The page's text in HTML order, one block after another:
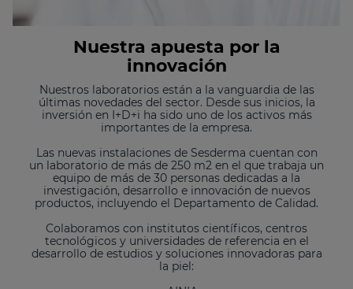
Nuestra apuesta por la
innovación
Nuestros laboratorios están a la vanguardia de las
últimas novedades del sector. Desde sus inicios, la
inversión en I+D+i ha sido uno de los activos más
importantes de la empresa.
Las nuevas instalaciones de Sesderma cuentan con
un laboratorio de más de 250 m2 en el que trabaja un
equipo de más de 30 personas dedicadas a la
investigación, desarrollo e innovación de nuevos
productos, incluyendo el Departamento de Calidad.
Colaboramos con institutos científicos, centros
tecnológicos y universidades de referencia en el
desarrollo de estudios y soluciones innovadoras para
la piel: